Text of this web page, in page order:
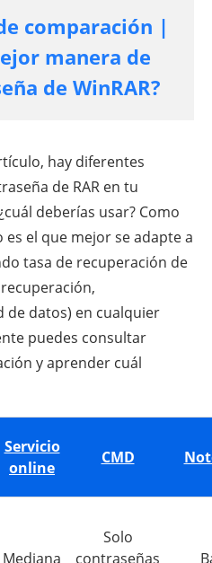
comparación |
manera de
de WinRAR?
hay diferentes
de RAR en tu
deberías usar? Como
el que mejor se adapte a
tasa de recuperación de
de datos) en cualquier
puedes consultar
y aprender cuál
Servicio
online
CMD
Mediana
Solo
contraseñas